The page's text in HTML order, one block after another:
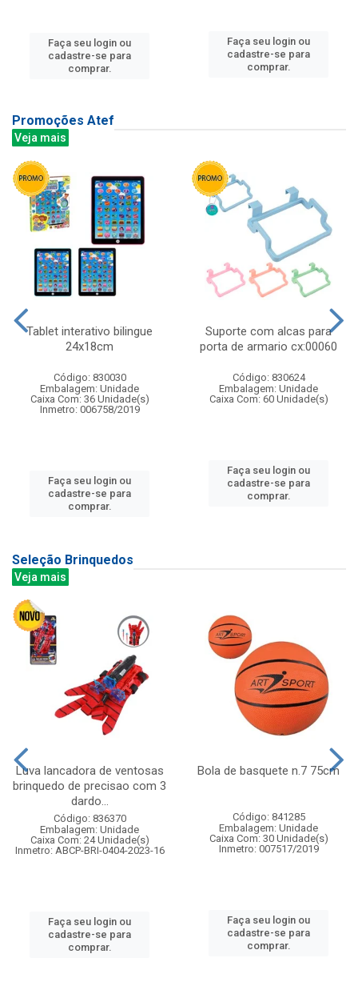
Faça seu login ou
cadastre-se para
comprar.
Faça seu login ou
cadastre-se para
comprar.
Promoções Atef
Veja mais
Tablet interativo bilingue
24x18cm
Código: 830030
Embalagem: Unidade
Caixa Com: 36 Unidade(s)
Inmetro: 006758/2019
Faça seu login ou
cadastre-se para
comprar.
Suporte com alcas para
porta de armario cx:00060
Código: 830624
Embalagem: Unidade
Caixa Com: 60 Unidade(s)
Faça seu login ou
cadastre-se para
comprar.
Seleção Brinquedos
Veja mais
Luva lancadora de ventosas
brinquedo de precisao com 3
dardo...
Código: 836370
Embalagem: Unidade
Caixa Com: 24 Unidade(s)
Inmetro: ABCP-BRI-0404-2023-16
Faça seu login ou
cadastre-se para
comprar.
Bola de basquete n.7 75cm
Código: 841285
Embalagem: Unidade
Caixa Com: 30 Unidade(s)
Inmetro: 007517/2019
Faça seu login ou
cadastre-se para
comprar.